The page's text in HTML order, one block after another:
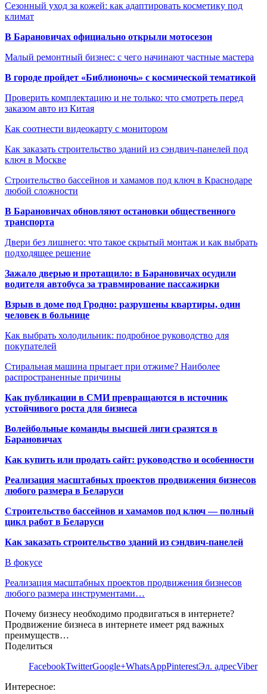
Сезонный уход за кожей: как адаптировать косметику под
климат
В Барановичах официально открыли мотосезон
Малый ремонтный бизнес: с чего начинают частные мастера
В городе пройдет «Библионочь» с космической тематикой
Проверить комплектацию и не только: что смотреть перед
заказом авто из Китая
Как соотнести видеокарту с монитором
Как заказать строительство зданий из сэндвич-панелей под
ключ в Москве
Строительство бассейнов и хамамов под ключ в Краснодаре
любой сложности
В Барановичах обновляют остановки общественного
транспорта
Двери без лишнего: что такое скрытый монтаж и как выбрать
подходящее решение
Зажало дверью и протащило: в Барановичах осудили
водителя автобуса за травмирование пассажирки
Взрыв в доме под Гродно: разрушены квартиры, один
человек в больнице
Как выбрать холодильник: подробное руководство для
покупателей
Стиральная машина прыгает при отжиме? Наиболее
распространенные причины
Как публикации в СМИ превращаются в источник
устойчивого роста для бизнеса
Волейбольные команды высшей лиги сразятся в
Барановичах
Как купить или продать сайт: руководство и особенности
Реализация масштабных проектов продвижения бизнесов
любого размера в Беларуси
Строительство бассейнов и хамамов под ключ — полный
цикл работ в Беларуси
Как заказать строительство зданий из сэндвич-панелей
В фокусе
Реализация масштабных проектов продвижения бизнесов
любого размера инструментами…
Почему бизнесу необходимо продвигаться в интернете?
Продвижение бизнеса в интернете имеет ряд важных
преимуществ…
Поделиться
FacebookTwitterGoogle+WhatsAppPinterestЭл. адресViber
Интересное: